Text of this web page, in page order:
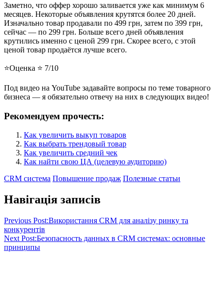
Заметно, что оффер хорошо заливается уже как минимум 6
месяцев. Некоторые объявления крутятся более 20 дней.
Изначально товар продавали по 499 грн, затем по 399 грн,
сейчас — по 299 грн. Больше всего дней объявления
крутились именно с ценой 299 грн. Скорее всего, с этой
ценой товар продаётся лучше всего.
⭐️Оценка ⭐️ 7/10
Под видео на YouTube задавайте вопросы по теме товарного
бизнеса — я обязательно отвечу на них в следующих видео!
Рекомендуем прочесть:
Как увеличить выкуп товаров
Как выбрать трендовый товар
Как увеличить средний чек
Как найти свою ЦА (целевую аудиторию)
CRM система Повышение продаж Полезные статьи
Навігація записів
Previous Post:Використання CRM для аналізу ринку та
конкурентів
Next Post:Безопасность данных в CRM системах: основные
принципы